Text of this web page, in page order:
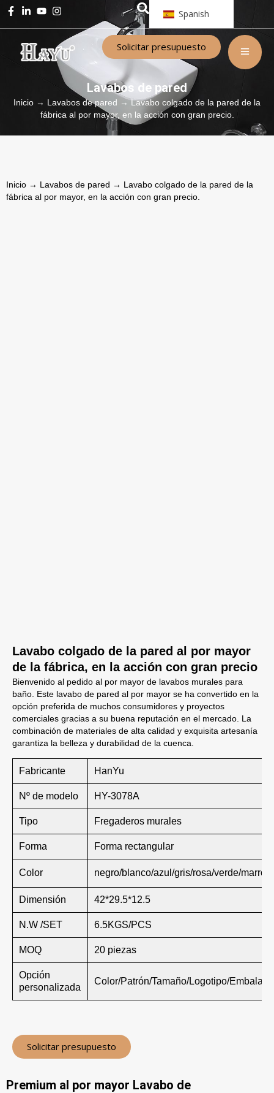
Spanish
Solicitar presupuesto
Lavabos de pared
Inicio → Lavabos de pared → Lavabo colgado de la pared de la
fábrica al por mayor, en la acción con gran precio.
Inicio → Lavabos de pared → Lavabo colgado de la pared de la
fábrica al por mayor, en la acción con gran precio.
Lavabo colgado de la pared al por mayor
de la fábrica, en la acción con gran precio
Bienvenido al pedido al por mayor de lavabos murales para
baño. Este lavabo de pared al por mayor se ha convertido en la
opción preferida de muchos consumidores y proyectos
comerciales gracias a su buena reputación en el mercado. La
combinación de materiales de alta calidad y exquisita artesanía
garantiza la belleza y durabilidad de la cuenca.
Fabricante HanYu
Nº de modelo HY-3078A
Tipo Fregaderos murales
Forma Forma rectangular
Color negro/blanco/azul/gris/rosa/verde/
Dimensión 42*29.5*12.5
N.W /SET 6.5KGS/PCS
MOQ 20 piezas
Opción
personalizada
Color/Patrón/Tamaño/Logotipo/Embalaje
Solicitar presupuesto
Premium al por mayor Lavabo de